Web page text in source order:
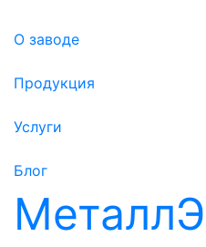
О заводе
Продукция
Услуги
Блог